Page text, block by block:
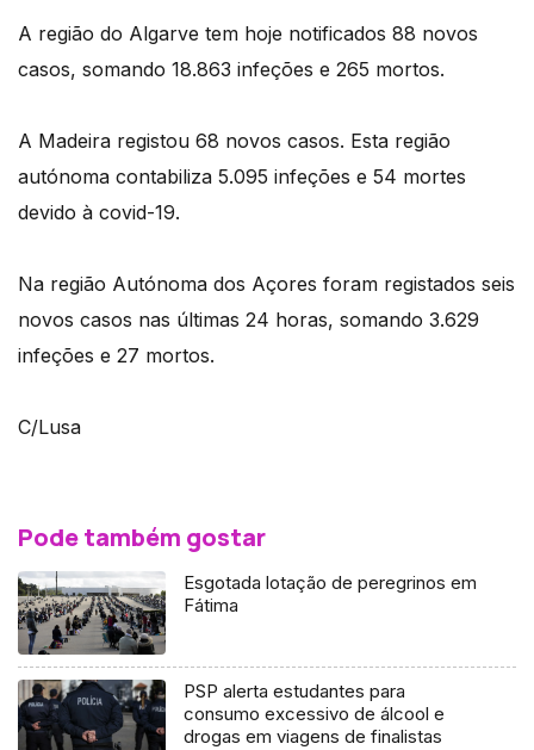
A região do Algarve tem hoje notificados 88 novos
casos, somando 18.863 infeções e 265 mortos.
A Madeira registou 68 novos casos. Esta região
autónoma contabiliza 5.095 infeções e 54 mortes
devido à covid-19.
Na região Autónoma dos Açores foram registados seis
novos casos nas últimas 24 horas, somando 3.629
infeções e 27 mortos.
C/Lusa
Pode também gostar
Esgotada lotação de peregrinos em
Fátima
PSP alerta estudantes para
consumo excessivo de álcool e
drogas em viagens de finalistas